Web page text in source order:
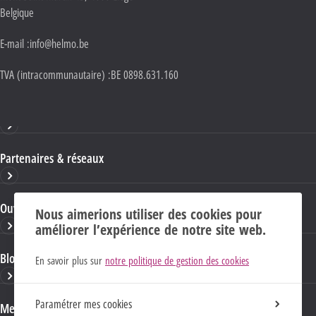
Belgique
E-mail :info@helmo.be
TVA (intracommunautaire) :BE 0898.631.160
Partenaires & réseaux
Ouvrages & publications
Blogs & sites HELMo
Mentions Légales
Nous aimerions utiliser des cookies pour
améliorer l’expérience de notre site web.
En savoir plus sur notre politique de gestion des cookies
Paramétrer mes cookies